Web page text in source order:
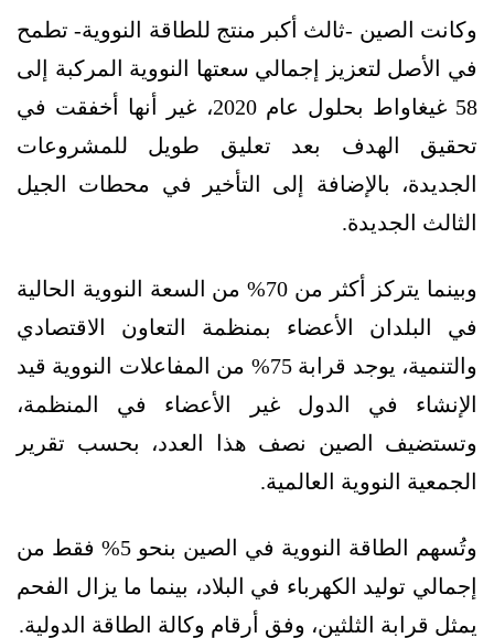
وكانت الصين -ثالث أكبر منتج للطاقة النووية- تطمح
في الأصل لتعزيز إجمالي سعتها النووية المركبة إلى
58 غيغاواط بحلول عام 2020، غير أنها أخفقت في
تحقيق الهدف بعد تعليق طويل للمشروعات
الجديدة، بالإضافة إلى التأخير في محطات الجيل
الثالث الجديدة.
وبينما يتركز أكثر من 70% من السعة النووية الحالية
في البلدان الأعضاء بمنظمة التعاون الاقتصادي
والتنمية، يوجد قرابة 75% من المفاعلات النووية قيد
الإنشاء في الدول غير الأعضاء في المنظمة،
وتستضيف الصين نصف هذا العدد، بحسب تقرير
الجمعية النووية العالمية.
وتُسهم الطاقة النووية في الصين بنحو 5% فقط من
إجمالي توليد الكهرباء في البلاد، بينما ما يزال الفحم
يمثل قرابة الثلثين، وفق أرقام وكالة الطاقة الدولية.